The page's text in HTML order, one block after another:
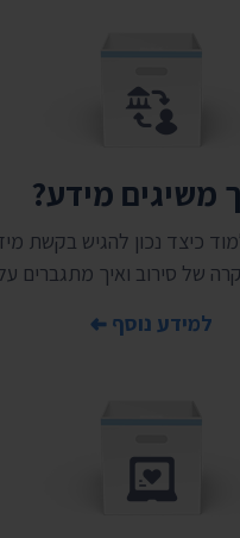
משיגים מידע?
כיצד נכון להגיש בקשת
של סירוב ואיך מתגברים
למידע נוסף